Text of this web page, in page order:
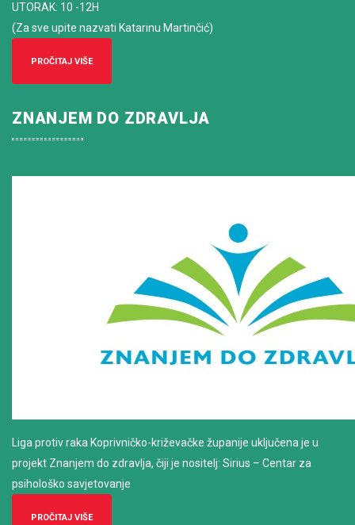
UTORAK: 10 -12H
(Za sve upite nazvati Katarinu Martinčić)
PROČITAJ VIŠE
ZNANJEM DO ZDRAVLJA
Liga protiv raka Koprivničko-križevačke županije uključena je u
projekt Znanjem do zdravlja, čiji je nositelj: Sirius – Centar za
psihološko savjetovanje
PROČITAJ VIŠE